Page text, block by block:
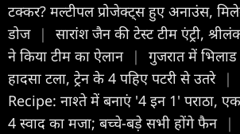
टक्कर? मल्टीपल प्रोजेक्ट्स हुए अनाउंस,
डोज |
सारांश जैन की टेस्ट टीम एंट्री,
ने किया टीम का ऐलान |
गुजरात में
हादसा टला, ट्रेन के 4 पहिए पटरी से उतरे |
Recipe: नाश्ते में बनाएं '4 इन 1' पराठा,
4 स्वाद का मजा; बच्चे-बड़े सभी होंगे फैन |